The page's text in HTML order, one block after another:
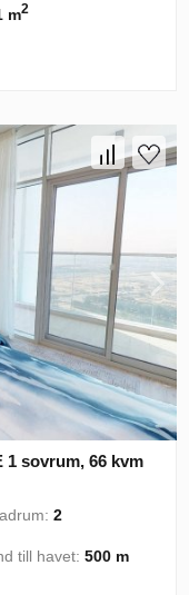
m2
1 sovrum, 66 kvm
2
till havet:500 m